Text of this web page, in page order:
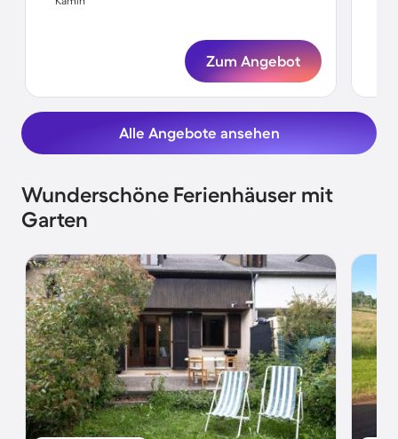
Zum Angebot
Alle Angebote ansehen
Wunderschöne Ferienhäuser mit
Garten